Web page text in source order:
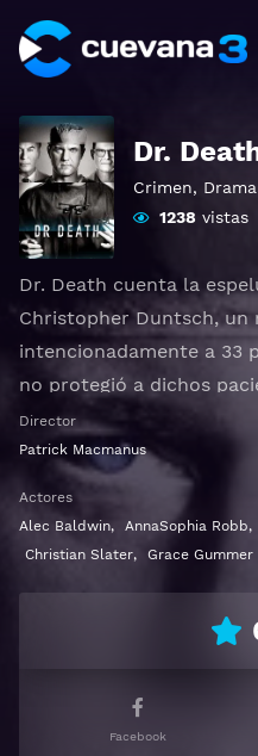
Dr.
Crimen, Drama
1238 vistas
Dr. Death cuenta la
Christopher Duntsch, un
intencionadamente a 33
no protegió a dichos
Inspirada en el podcast
Ver Dr. Death Gratis HD
latino, subtitulado,
Director
Patrick Macmanus
Actores
Alec Baldwin, AnnaSophia Robb,
Christian Slater, Grace Gummer
Facebook